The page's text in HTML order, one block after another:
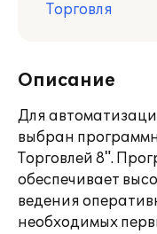
Торговля
Описание
Для
выбран
Торговлей 8".
обеспечивает
ведения
необходимых